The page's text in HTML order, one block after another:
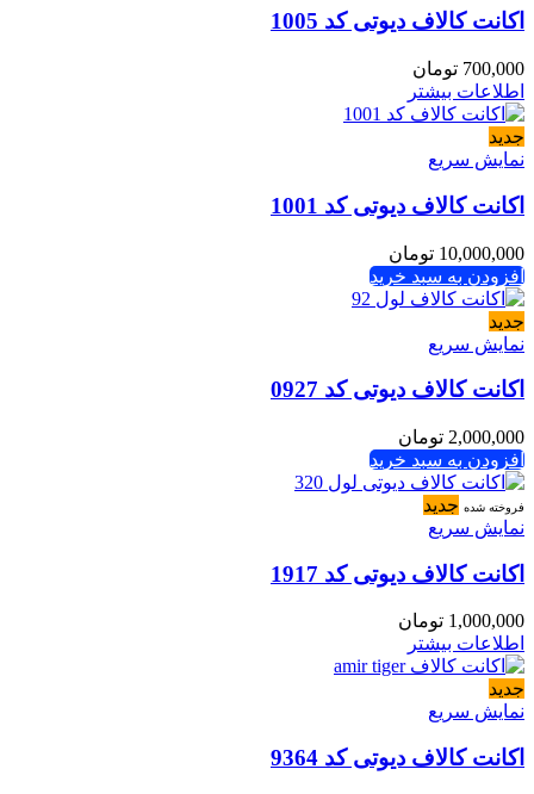
اکانت کالاف دیوتی کد 1005
700,000 تومان
اطلاعات بیشتر
جدید
نمایش سریع
اکانت کالاف دیوتی کد 1001
10,000,000 تومان
افزودن به سبد خرید
جدید
نمایش سریع
اکانت کالاف دیوتی کد 0927
2,000,000 تومان
افزودن به سبد خرید
فروخته شده جدید
نمایش سریع
اکانت کالاف دیوتی کد 1917
1,000,000 تومان
اطلاعات بیشتر
جدید
نمایش سریع
اکانت کالاف دیوتی کد 9364